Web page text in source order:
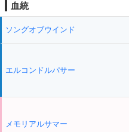
血統
ソングオブウインド
エルコンドルパサー
メモリアルサマー